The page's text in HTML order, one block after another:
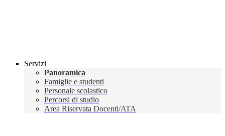
Servizi
Panoramica
Famiglie e studenti
Personale scolastico
Percorsi di studio
Area Riservata Docenti/ATA